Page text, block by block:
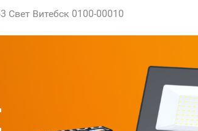
Свет Витебск 0100-00010